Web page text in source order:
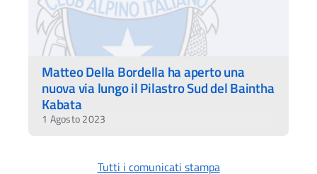
Matteo Della Bordella ha aperto una
nuova via lungo il Pilastro Sud del Baintha
Kabata
1 Agosto 2023
Tutti i comunicati stampa